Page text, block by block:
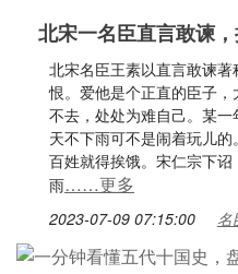
北宋一名臣直言敢谏
北宋名臣王素以直言敢谏
恨。爱他是个正直的臣子
不去，处处为难自己。某
天不下雨可不是闹着玩儿
百姓就得挨饿。宋仁宗下
雨……更多
2023-07-09 07:15:00 名